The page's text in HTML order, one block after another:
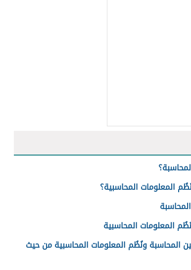
المعلومات المحاسبية؟
المعلومات المحاسبية
المحاسبة ونُظُم المعلومات المحاسبية من حيث